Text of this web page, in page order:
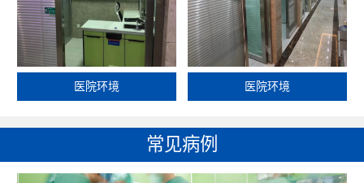
医院环境 医院环境
常见病例